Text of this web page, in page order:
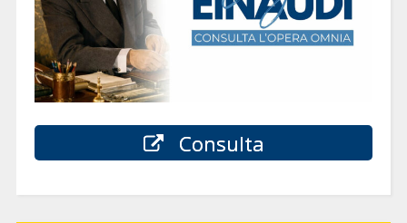
Consulta